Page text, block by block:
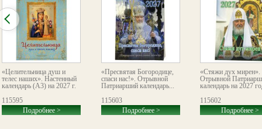
«Целительница душ и
телес наших». Настенный
календарь (А3) на 2027 г.
115595
Подробнее >
«Пресвятая Богородице,
спаси нас!». Отрывной
Патриарший календарь...
115603
Подробнее >
«Стяжи дух мирен».
Отрывной
календарь на 2027
115602
Подробнее >